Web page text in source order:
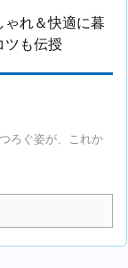
ゃれ＆快適に暮
ツも伝授
ろぐ姿が、これか